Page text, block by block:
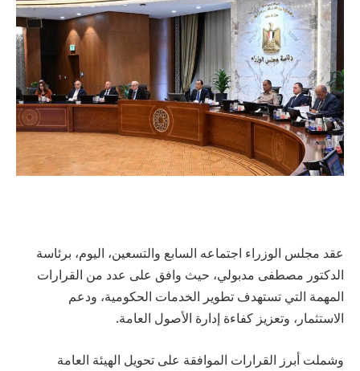
عقد مجلس الوزراء اجتماعه السابع والتسعين، اليوم، برئاسة
الدكتور مصطفى مدبولي، حيث وافق على عدد من القرارات
المهمة التي تستهدف تطوير الخدمات الحكومية، ودعم
الاستثمار، وتعزيز كفاءة إدارة الأصول العامة.
وشملت أبرز القرارات الموافقة على تحويل الهيئة العامة